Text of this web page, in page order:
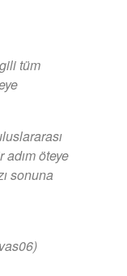
tüm
öteye
sonuna